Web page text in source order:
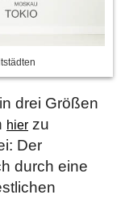
drei Größen
hier zu
Der
durch eine